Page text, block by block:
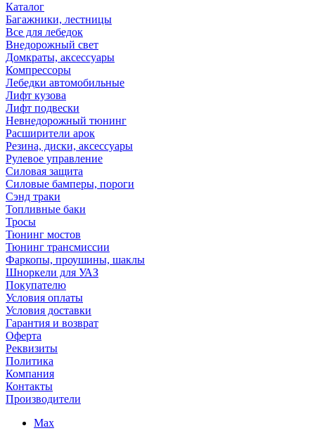
Каталог
Багажники, лестницы
Все для лебедок
Внедорожный свет
Домкраты, аксессуары
Компрессоры
Лебедки автомобильные
Лифт кузова
Лифт подвески
Невнедорожный тюнинг
Расширители арок
Резина, диски, аксессуары
Рулевое управление
Силовая защита
Силовые бамперы, пороги
Сэнд траки
Топливные баки
Тросы
Тюнинг мостов
Тюнинг трансмиссии
Фаркопы, проушины, шаклы
Шноркели для УАЗ
Покупателю
Условия оплаты
Условия доставки
Гарантия и возврат
Оферта
Реквизиты
Политика
Компания
Контакты
Производители
Max